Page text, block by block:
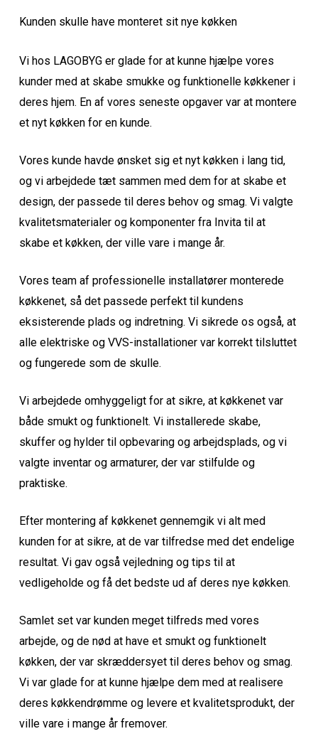
Kunden skulle have monteret sit nye køkken
Vi hos LAGOBYG er glade for at kunne hjælpe vores
kunder med at skabe smukke og funktionelle køkkener i
deres hjem. En af vores seneste opgaver var at montere
et nyt køkken for en kunde.
Vores kunde havde ønsket sig et nyt køkken i lang tid,
og vi arbejdede tæt sammen med dem for at skabe et
design, der passede til deres behov og smag. Vi valgte
kvalitetsmaterialer og komponenter fra Invita til at
skabe et køkken, der ville vare i mange år.
Vores team af professionelle installatører monterede
køkkenet, så det passede perfekt til kundens
eksisterende plads og indretning. Vi sikrede os også, at
alle elektriske og VVS-installationer var korrekt tilsluttet
og fungerede som de skulle.
Vi arbejdede omhyggeligt for at sikre, at køkkenet var
både smukt og funktionelt. Vi installerede skabe,
skuffer og hylder til opbevaring og arbejdsplads, og vi
valgte inventar og armaturer, der var stilfulde og
praktiske.
Efter montering af køkkenet gennemgik vi alt med
kunden for at sikre, at de var tilfredse med det endelige
resultat. Vi gav også vejledning og tips til at
vedligeholde og få det bedste ud af deres nye køkken.
Samlet set var kunden meget tilfreds med vores
arbejde, og de nød at have et smukt og funktionelt
køkken, der var skræddersyet til deres behov og smag.
Vi var glade for at kunne hjælpe dem med at realisere
deres køkkendrømme og levere et kvalitetsprodukt, der
ville vare i mange år fremover.